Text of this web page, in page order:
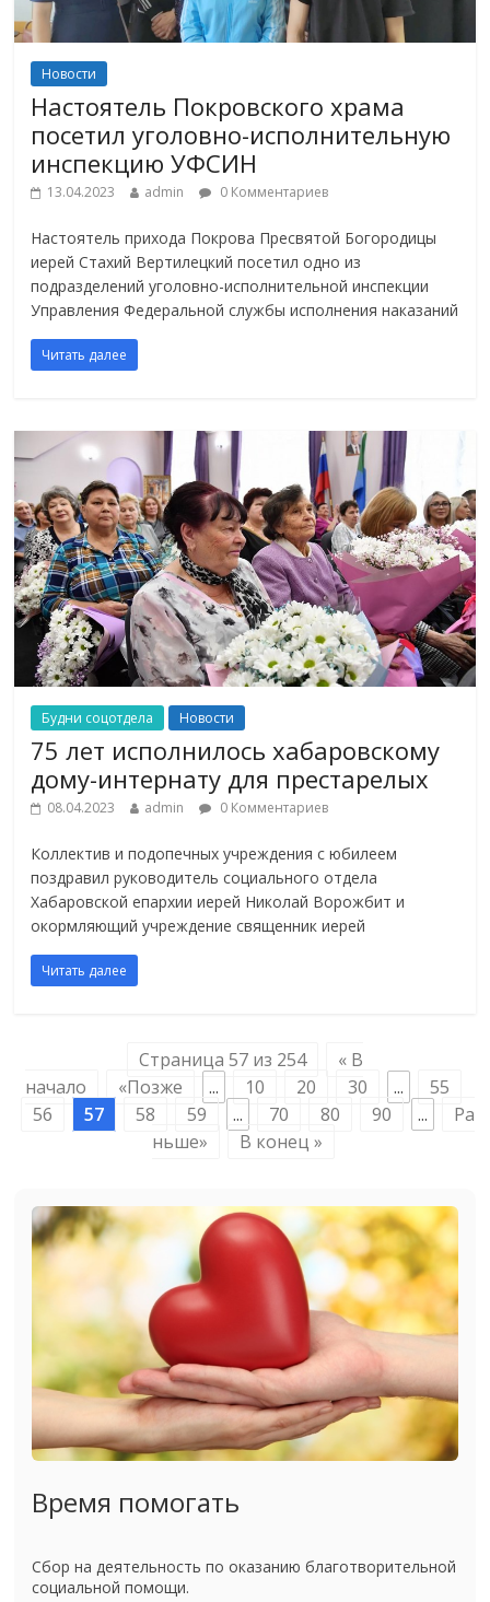
Новости
Настоятель Покровского храма
посетил уголовно-исполнительную
инспекцию УФСИН
13.04.2023 admin 0 Комментариев
Настоятель прихода Покрова Пресвятой Богородицы ​
иерей Стахий Вертилецкий посетил одно из
подразделений уголовно-исполнительной инспекции
Управления Федеральной службы исполнения наказаний
Читать далее
Будни соцотдела Новости
75 лет исполнилось хабаровскому
дому-интернату для престарелых
08.04.2023 admin 0 Комментариев
Коллектив и подопечных учреждения с юбилеем
поздравил руководитель социального отдела
Хабаровской епархии иерей Николай Ворожбит и
окормляющий учреждение священник иерей
Читать далее
Страница 57 из 254
« В
начало
«Позже ... 10 20 30 ...
55
56
57 58 59 ... 70 80 90 ...
Ра
ньше»
В конец »
Время помогать
Сбор на деятельность по оказанию благотворительной
социальной помощи.